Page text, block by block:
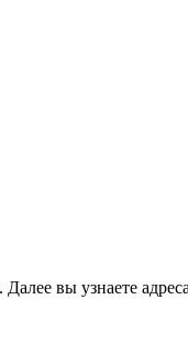
вы узнаете